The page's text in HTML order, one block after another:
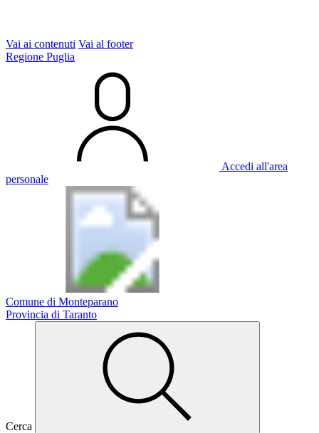
Vai ai contenuti Vai al footer
Regione Puglia
Accedi all'area
personale
Comune di Monteparano
Provincia di Taranto
Cerca